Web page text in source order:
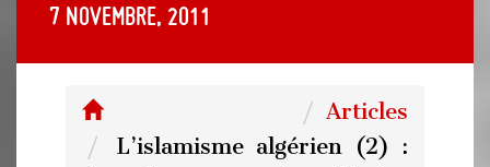
7 novembre, 2011
Articles
L’islamisme algérien (2) :